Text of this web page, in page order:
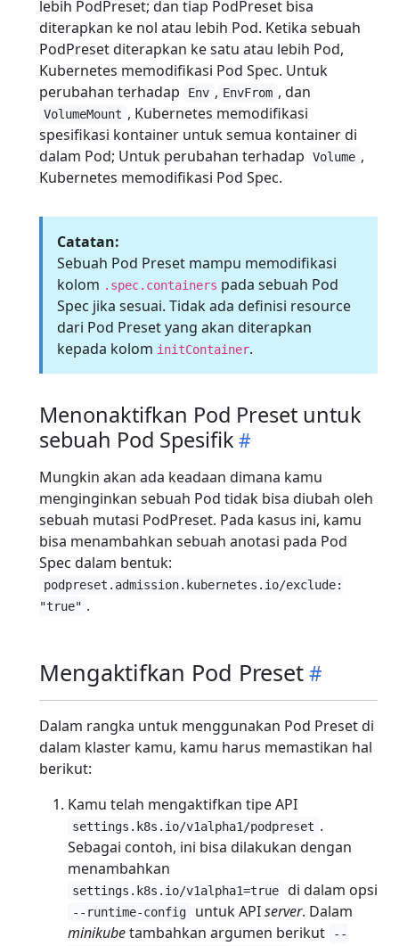
lebih PodPreset; dan tiap PodPreset bisa
diterapkan ke nol atau lebih Pod. Ketika sebuah
PodPreset diterapkan ke satu atau lebih Pod,
Kubernetes memodifikasi Pod Spec. Untuk
perubahan terhadap
Env , EnvFrom , dan
VolumeMount , Kubernetes memodifikasi
spesifikasi kontainer untuk semua kontainer di
dalam Pod; Untuk perubahan terhadap
Volume ,
Kubernetes memodifikasi Pod Spec.
Catatan:
Sebuah Pod Preset mampu memodifikasi
kolom .spec.containers pada sebuah Pod
Spec jika sesuai. Tidak ada definisi resource
dari Pod Preset yang akan diterapkan
kepada kolom initContainer.
Menonaktifkan Pod Preset untuk
sebuah Pod Spesifik
Mungkin akan ada keadaan dimana kamu
menginginkan sebuah Pod tidak bisa diubah oleh
sebuah mutasi PodPreset. Pada kasus ini, kamu
bisa menambahkan sebuah anotasi pada Pod
Spec dalam bentuk:
podpreset.admission.kubernetes.io/exclude:
"true" .
Mengaktifkan Pod Preset
Dalam rangka untuk menggunakan Pod Preset di
dalam klaster kamu, kamu harus memastikan hal
berikut:
Kamu telah mengaktifkan tipe API
settings.k8s.io/v1alpha1/podpreset .
Sebagai contoh, ini bisa dilakukan dengan
menambahkan
settings.k8s.io/v1alpha1=true di dalam opsi
--runtime-config untuk APIserver. Dalam
minikubetambahkan argumen berikut
--